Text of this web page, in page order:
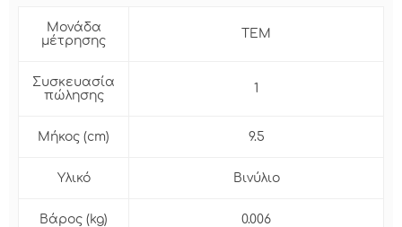
Μονάδα
μέτρησης
ΤΕΜ
Συσκευασία
πώλησης
1
Μήκος (cm) 9.5
Υλικό Βινύλιο
Βάρος (kg) 0.006